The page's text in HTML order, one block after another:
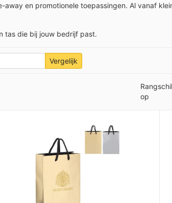
en promotionele toepassingen. Al vanaf
tas die bij jouw bedrijf past.
Vergelijk
op